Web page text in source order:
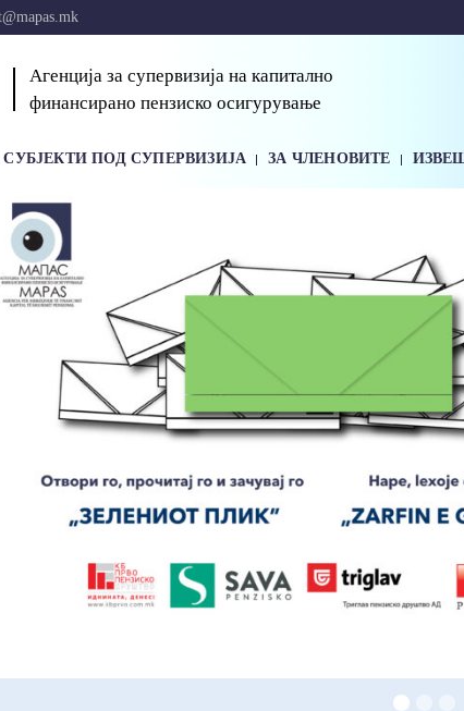
Агенција за супервизија на капитално
финансирано пензиско осигурување
СУБЈЕКТИ ПОД СУПЕРВИЗИЈА ЗА ЧЛЕНОВИТЕ